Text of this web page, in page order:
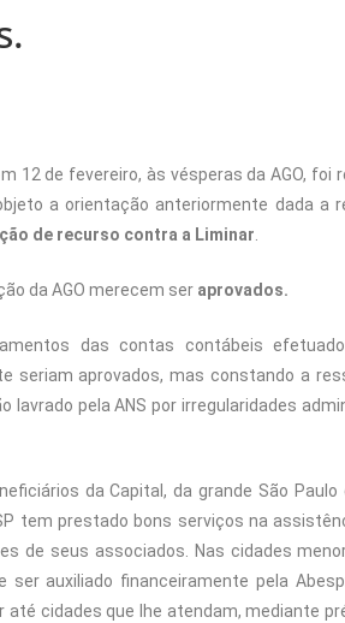
12 de fevereiro, às vésperas da AGO, foi
a orientação anteriormente dada a
de recurso contra a Liminar
da AGO merecem ser aprovados.
das contas contábeis
seriam aprovados, mas constando a
pela ANS por irregularidades
da Capital, da grande São Paulo
tem prestado bons serviços na
de seus associados. Nas cidades
auxiliado financeiramente pela
cidades que lhe atendam, mediante